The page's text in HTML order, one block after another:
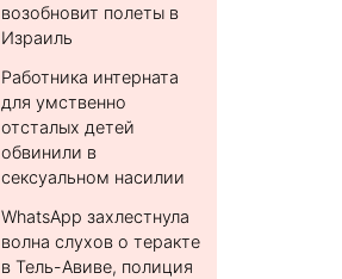
возобновит полеты в
Израиль
Работника интерната
для умственно
отсталых детей
обвинили в
сексуальном насилии
WhatsApp захлестнула
волна слухов о теракте
в Тель-Авиве, полиция